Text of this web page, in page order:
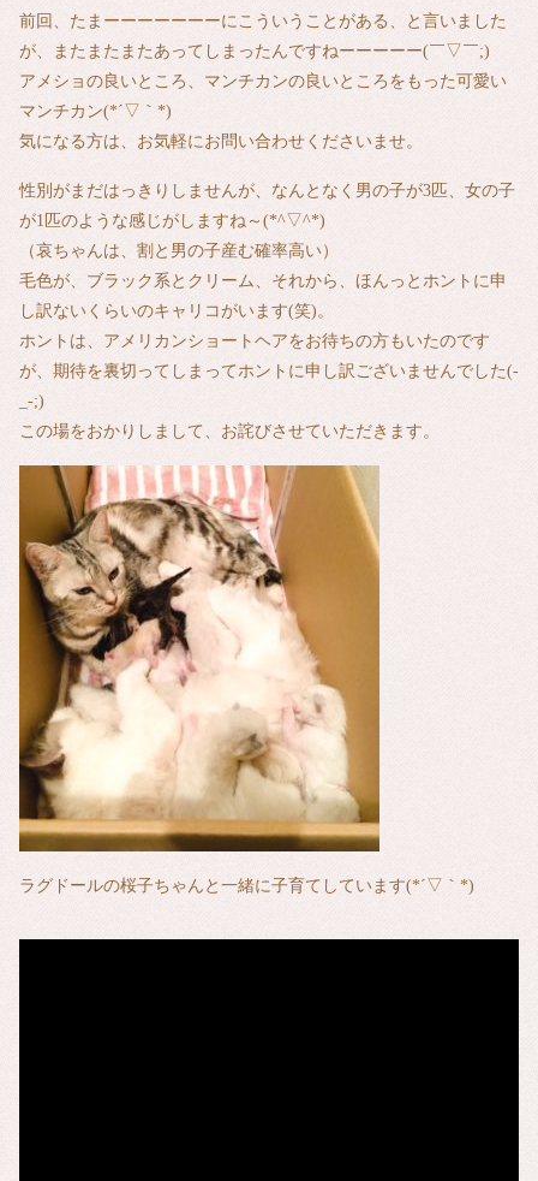
前回、たまーーーーーーーにこういうことがある、と言いました
が、またまたまたあってしまったんですねーーーーー(￣▽￣;)
アメショの良いところ、マンチカンの良いところをもった可愛い
マンチカン(*´▽｀*)
気になる方は、お気軽にお問い合わせくださいませ。
性別がまだはっきりしませんが、なんとなく男の子が3匹、女の子
が1匹のような感じがしますね～(*^▽^*)
（哀ちゃんは、割と男の子産む確率高い）
毛色が、ブラック系とクリーム、それから、ほんっとホントに申
し訳ないくらいのキャリコがいます(笑)。
ホントは、アメリカンショートヘアをお待ちの方もいたのです
が、期待を裏切ってしまってホントに申し訳ございませんでした(-
_-;)
この場をおかりしまして、お詫びさせていただきます。
ラグドールの桜子ちゃんと一緒に子育てしています(*´▽｀*)